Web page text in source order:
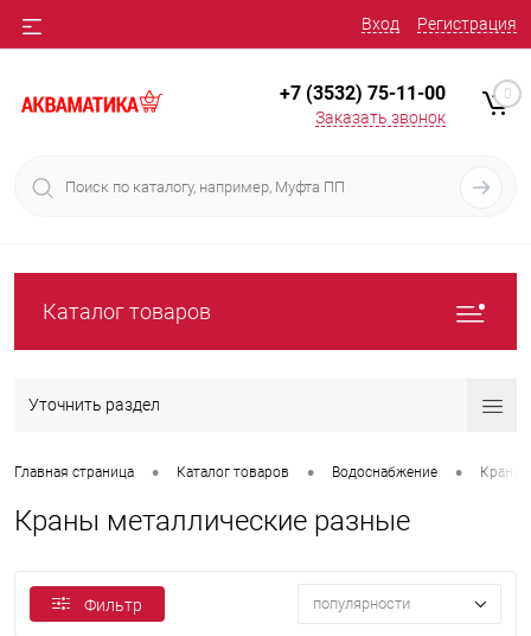
Вход Регистрация
+7 (3532) 75-11-00
Заказать звонок
0
Каталог товаров
Уточнить раздел
Главная страница • Каталог товаров • Водоснабжение • Краны
Краны металлические разные
Фильтр популярности